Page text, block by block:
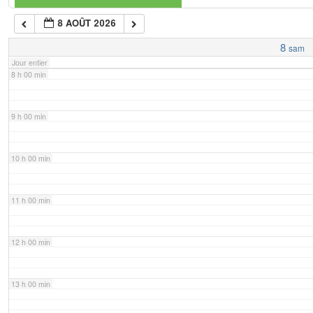
8 AOÛT 2026
8 sam
Jour entier
7 h 00 min
8 h 00 min
9 h 00 min
10 h 00 min
11 h 00 min
12 h 00 min
13 h 00 min